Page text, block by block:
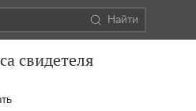
Найти
свидетеля